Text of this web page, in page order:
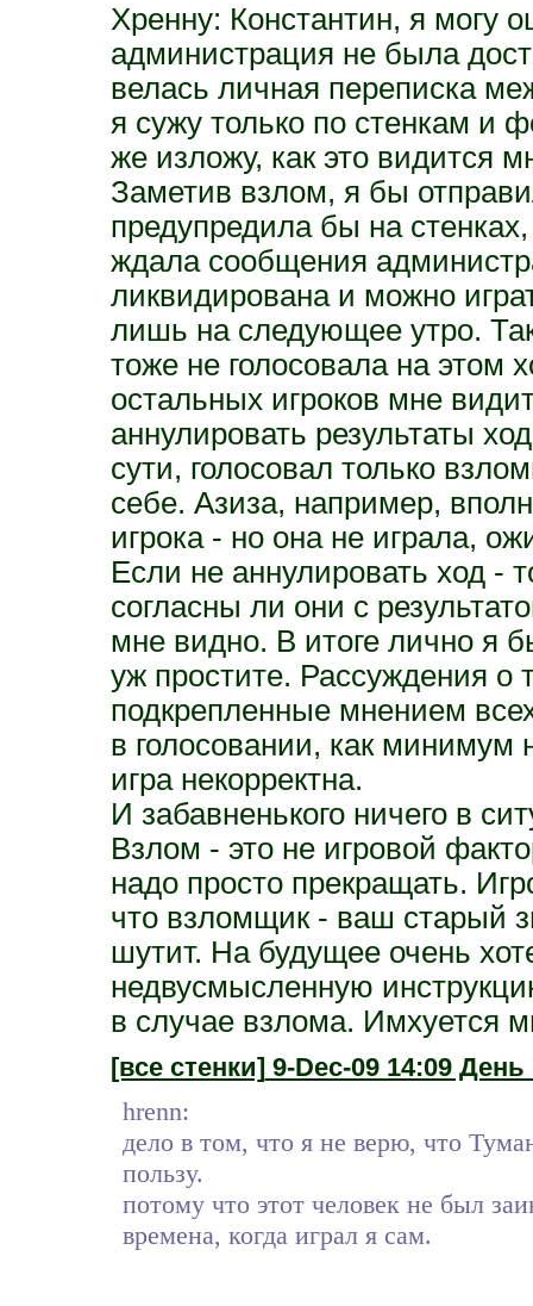
Хренну: Константин, я могу
администрация не была
велась личная переписка
я сужу только по стенкам и
же изложу, как это видится
Заметив взлом, я бы
предупредила бы на
ждала сообщения
ликвидирована и можно
лишь на следующее утро.
тоже не голосовала на этом
остальных игроков мне
аннулировать результаты
сути, голосовал только
себе. Азиза, например,
игрока - но она не играла,
Если не аннулировать ход -
согласны ли они с
мне видно. В итоге лично я
уж простите. Рассуждения о
подкрепленные мнением
в голосовании, как минимум
игра некорректна.
И забавненького ничего в
Взлом - это не игровой
надо просто прекращать.
что взломщик - ваш старый
шутит. На будущее очень
недвусмысленную
в случае взлома. Имхуется
[все стенки]9-Dec-09 14:09 День
hrenn:
дело в том, что я не верю, что
пользу.
потому что этот человек не был
времена, когда играл я сам.